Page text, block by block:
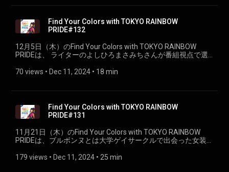
めの本をご紹介していただきました。
Find Your Colors with TOKYO RAINBOW
PRIDE#132
12月5日（木）のFind Your Colors with TOKYO RAINBOW
PRIDEは、 ライターのよしひろまさみちさんが番組視点で選
70 views • Dec 11, 2024 • 18 min
Find Your Colors with TOKYO RAINBOW
PRIDE#131
11月21日（木）のFind Your Colors with TOKYO RAINBOW
PRIDEは、ブルボンヌとは大学ゲイサークルで出会った女装仲
えします。
179 views • Dec 11, 2024 • 25 min